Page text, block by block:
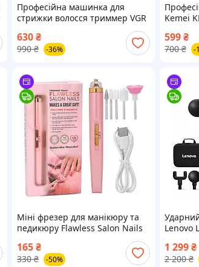
Професійна машинка для
стрижки волосся триммер VGR
V-291 з насадками - Догляд за
тілом
630₴
990 ₴ -36%
Kemei
599 ₴
700 ₴ -
Міні фрезер для манікюру та
педикюру Flawless Salon Nails
165₴
330 ₴ -50%
Lenovo
насадок
1 299 ₴
2 200 ₴